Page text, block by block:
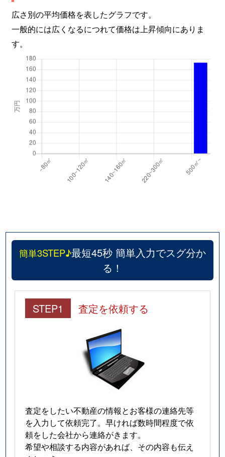
広さ別の平均価格を表したグラフです。
一般的には広くなるにつれて価格は上昇傾向にありま
す。
簡単3STEP♪最短45秒 簡単入力でスグ分か
る！
STEP1 査定を依頼する
査定をしたい不動産の情報とお客様の連絡先等
を入力して依頼完了。早ければ数時間程度で依
頼をした会社から連絡がきます。
希望や相談する内容があれば、その内容も伝え